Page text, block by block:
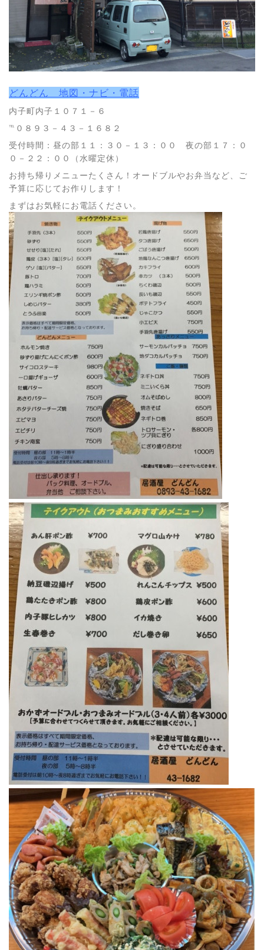
どんどん 地図・ナビ・電話
内子町内子１０７１－６
℡０８９３－４３－１６８２
受付時間：昼の部１１：３０－１３：００ 夜の部１７：０
０－２２：００（水曜定休）
お持ち帰りメニューたくさん！オードブルやお弁当など、ご
予算に応じてお作りします！
まずはお気軽にお電話ください。